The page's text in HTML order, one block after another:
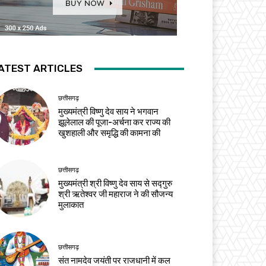
ARTICLES
छत्तीसगढ़
मुख्यमंत्री विष्णु देव साय ने भगवान
झूलेलाल की पूजा-अर्चना कर राज्य की
खुशहाली और समृद्धि की कामना की
छत्तीसगढ़
मुख्यमंत्री श्री विष्णु देव साय से सद्गुरु
श्री ऋतेश्वर जी महाराज ने की सौजन्य
मुलाकात
छत्तीसगढ़
संत नामदेव जयंती पर राजधानी में कल